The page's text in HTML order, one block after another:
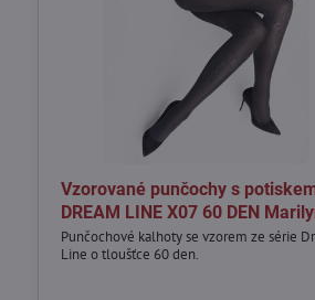
Vzorované punčochy s
DREAM LINE X07 60 DEN
Punčochové kalhoty se vzorem ze série
Line o tloušťce 60 den.